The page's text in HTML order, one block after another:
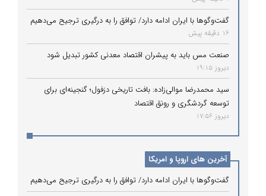
گفت‌وگوها با ایران ادامه دارد/ توافق را به درگیری ترجیح می‌دهیم
16 دقیقه پیش
صنعت مس باید به پیشران اقتصاد معدنی کشور تبدیل شود
دیروز 19:15
سید محمدرضا موالی‌زاده: بافت تاریخی دزفول؛ گنجینه‌ای برای
توسعه گردشگری و رونق اقتصاد
دیروز 17:56
آخرین های اروپا و امریکا
گفت‌وگوها با ایران ادامه دارد/ توافق را به درگیری ترجیح می‌دهیم